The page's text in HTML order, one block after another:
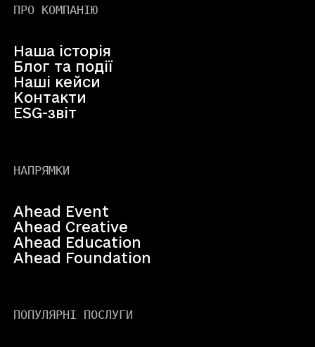
ПРО КОМПАНІЮ
Наша історія
Блог та події
Наші кейси
Контакти
ESG-звіт
НАПРЯМКИ
Ahead Event
Ahead Creative
Ahead Education
Ahead Foundation
ПОПУЛЯРНІ ПОСЛУГИ